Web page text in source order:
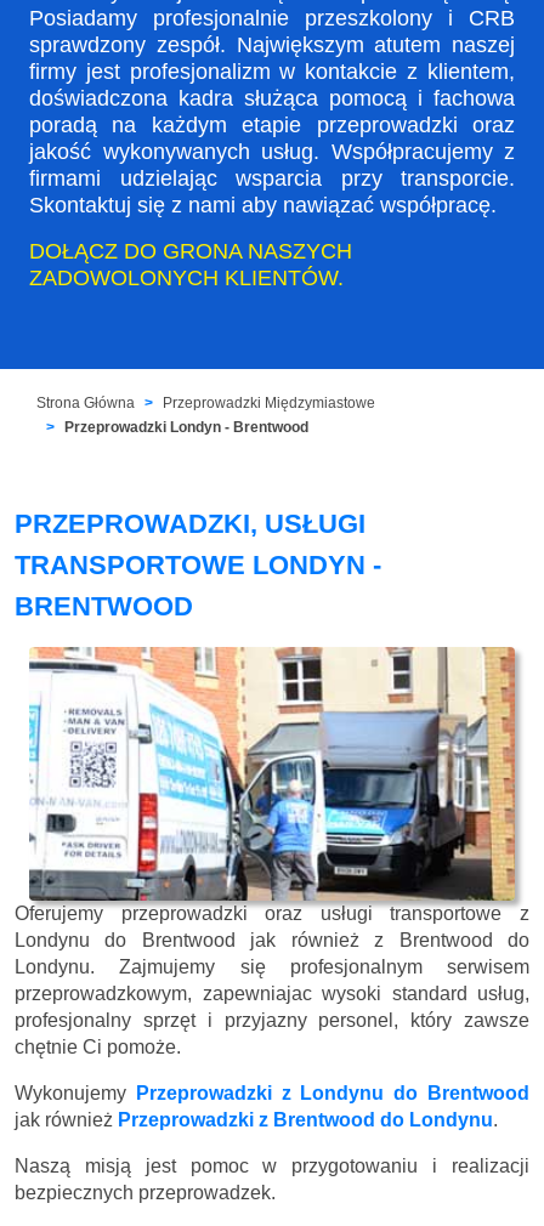
Posiadamy profesjonalnie przeszkolony i CRB
sprawdzony zespół. Największym atutem naszej
firmy jest profesjonalizm w kontakcie z klientem,
doświadczona kadra służąca pomocą i fachowa
poradą na każdym etapie przeprowadzki oraz
jakość wykonywanych usług. Współpracujemy z
firmami udzielając wsparcia przy transporcie.
Skontaktuj się z nami aby nawiązać współpracę.
DOŁĄCZ DO GRONA NASZYCH
ZADOWOLONYCH KLIENTÓW.
Strona Główna
Przeprowadzki Międzymiastowe
Przeprowadzki Londyn - Brentwood
PRZEPROWADZKI, USŁUGI
TRANSPORTOWE LONDYN -
BRENTWOOD
Oferujemy przeprowadzki oraz usługi transportowe z
Londynu do Brentwood jak również z Brentwood do
Londynu. Zajmujemy się profesjonalnym serwisem
przeprowadzkowym, zapewniajac wysoki standard usług,
profesjonalny sprzęt i przyjazny personel, który zawsze
chętnie Ci pomoże.
Wykonujemy
Przeprowadzki z Londynu do Brentwood
jak również Przeprowadzki z Brentwood do Londynu.
Naszą misją jest pomoc w przygotowaniu i realizacji
bezpiecznych przeprowadzek.